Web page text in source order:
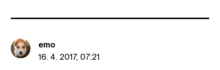
emo
16. 4. 2017, 07:21